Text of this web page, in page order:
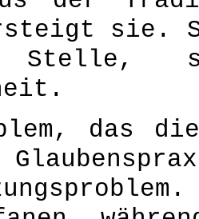
sie.
Stelle,
das